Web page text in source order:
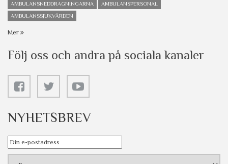
AMBULANSNEDDRAGNINGARNA
AMBULANSPERSONAL
AMBULANSSJUKVÅRDEN
Mer
Följ oss och andra på sociala kanaler
NYHETSBREV